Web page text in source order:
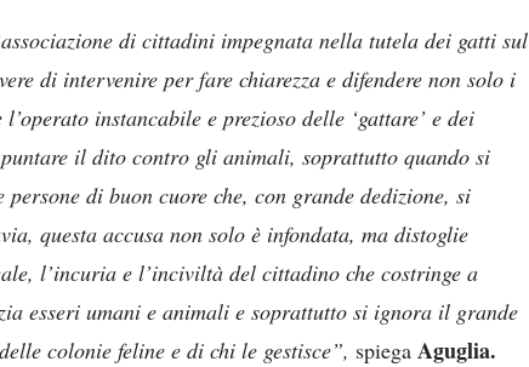
di cittadini impegnata nella tutela dei gatti sul
di intervenire per fare chiarezza e difendere non solo i
instancabile e prezioso delle ‘gattare’ e dei
il dito contro gli animali, soprattutto quando si
di buon cuore che, con grande dedizione, si
questa accusa non solo è infondata, ma distoglie
l’incuria e l’inciviltà del cittadino che costringe a
esseri umani e animali e soprattutto si ignora il grande
colonie feline e di chi le gestisce”, spiega Aguglia.